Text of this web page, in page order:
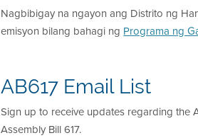
Nagbibigay na ngayon ang Distrito ng
emisyon bilang bahagi ng Programa ng
AB617 Email List
Sign up to receive updates regarding the
Assembly Bill 617.